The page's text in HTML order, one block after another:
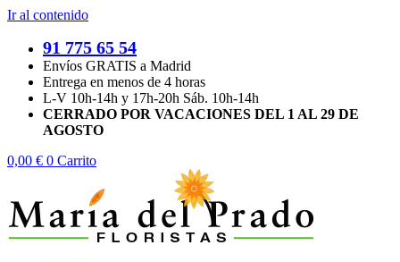
Ir al contenido
91 775 65 54
Envíos GRATIS a Madrid
Entrega en menos de 4 horas
L-V 10h-14h y 17h-20h Sáb. 10h-14h
CERRADO POR VACACIONES DEL 1 AL 29 DE
AGOSTO
0,00 € 0 Carrito